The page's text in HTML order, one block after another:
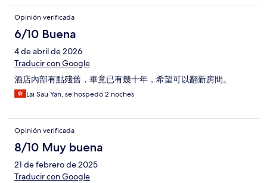
Opinión verificada
6/10 Buena
4 de abril de 2026
Traducir con Google
酒店內部有點殘舊，畢竟已有幾十年，希望可以翻新房間。
Lai Sau Yan, se hospedó 2 noches
Opinión verificada
8/10 Muy buena
21 de febrero de 2025
Traducir con Google